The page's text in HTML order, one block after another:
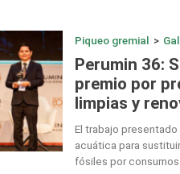
Piqueo gremial >
Perumin 36:
premio por
limpias y
El trabajo
acuática para
fósiles por